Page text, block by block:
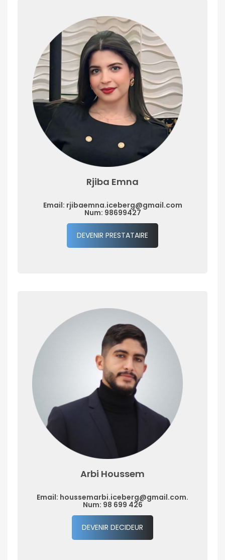
Rjiba Emna
Email: rjibaemna.iceberg@gmail.com
Num: 98699427
DEVENIR PRESTATAIRE
Arbi Houssem
Email: houssemarbi.iceberg@gmail.com.
Num: 98 699 426
DEVENIR DECIDEUR